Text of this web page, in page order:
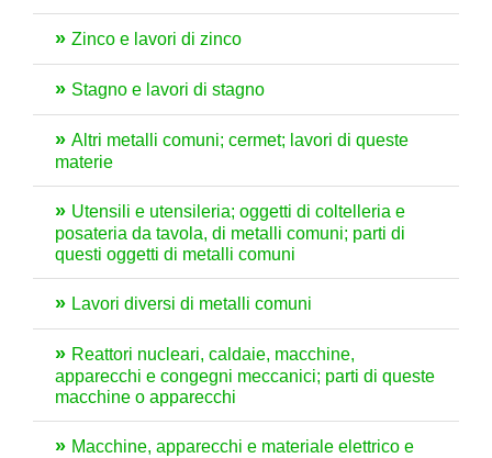
Zinco e lavori di zinco
Stagno e lavori di stagno
Altri metalli comuni; cermet; lavori di queste
materie
Utensili e utensileria; oggetti di coltelleria e
posateria da tavola, di metalli comuni; parti di
questi oggetti di metalli comuni
Lavori diversi di metalli comuni
Reattori nucleari, caldaie, macchine,
apparecchi e congegni meccanici; parti di queste
macchine o apparecchi
Macchine, apparecchi e materiale elettrico e